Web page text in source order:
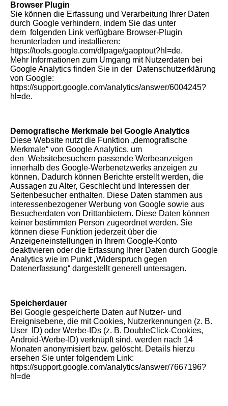
Browser Plugin
Sie können die Erfassung und Verarbeitung Ihrer Daten
durch Google verhindern, indem Sie das unter
dem folgenden Link verfügbare Browser-Plugin
herunterladen und installieren:
https://tools.google.com/dlpage/gaoptout?hl=de.
Mehr Informationen zum Umgang mit Nutzerdaten bei
Google Analytics finden Sie in der Datenschutzerklärung
von Google:
https://support.google.com/analytics/answer/6004245?
hl=de.
Demografische Merkmale bei Google Analytics
Diese Website nutzt die Funktion „demografische
Merkmale“ von Google Analytics, um
den Websitebesuchern passende Werbeanzeigen
innerhalb des Google-Werbenetzwerks anzeigen zu
können. Dadurch können Berichte erstellt werden, die
Aussagen zu Alter, Geschlecht und Interessen der
Seitenbesucher enthalten. Diese Daten stammen aus
interessenbezogener Werbung von Google sowie aus
Besucherdaten von Drittanbietern. Diese Daten können
keiner bestimmten Person zugeordnet werden. Sie
können diese Funktion jederzeit über die
Anzeigeneinstellungen in Ihrem Google-Konto
deaktivieren oder die Erfassung Ihrer Daten durch Google
Analytics wie im Punkt „Widerspruch gegen
Datenerfassung“ dargestellt generell untersagen.
Speicherdauer
Bei Google gespeicherte Daten auf Nutzer- und
Ereignisebene, die mit Cookies, Nutzerkennungen (z. B.
User ID) oder Werbe-IDs (z. B. DoubleClick-Cookies,
Android-Werbe-ID) verknüpft sind, werden nach 14
Monaten anonymisiert bzw. gelöscht. Details hierzu
ersehen Sie unter folgendem Link:
https://support.google.com/analytics/answer/7667196?
hl=de